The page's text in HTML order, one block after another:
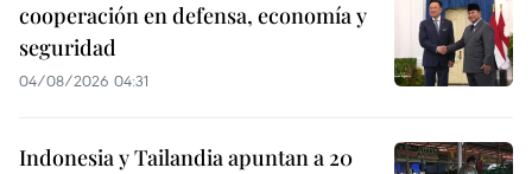
cooperación en defensa, economía y
seguridad
04/08/2026 04:31
Indonesia y Tailandia apuntan a 20